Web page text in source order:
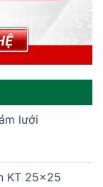
lưới
KT 25x25